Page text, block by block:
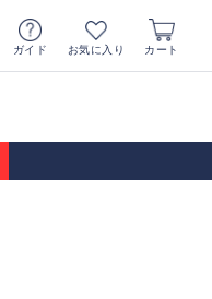
ガイド お気に入り カート